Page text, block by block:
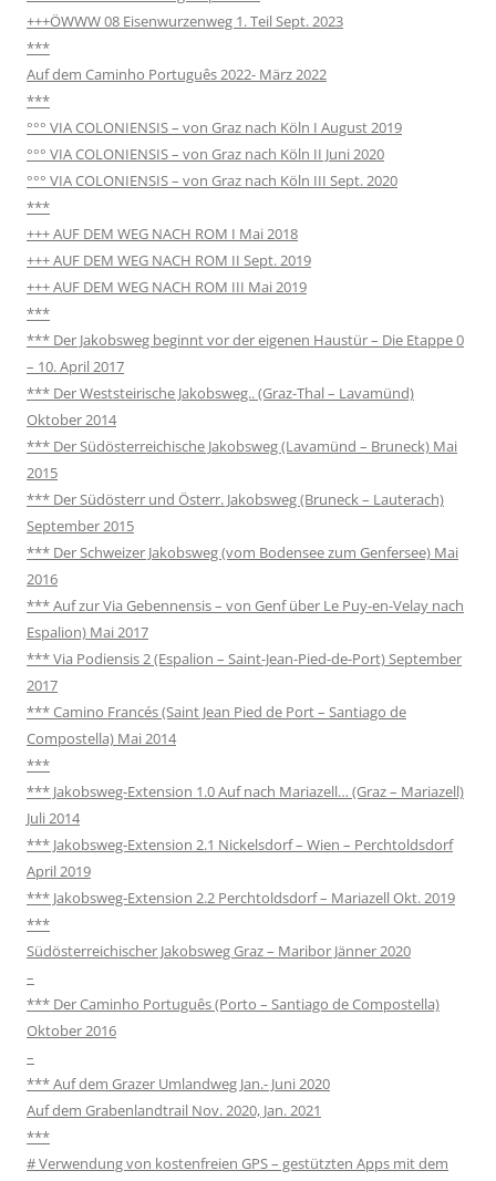
+++ÖWWW 08 Eisenwurzenweg 1. Teil Sept. 2023
***
Auf dem Caminho Português 2022- März 2022
***
°°° VIA COLONIENSIS – von Graz nach Köln I August 2019
°°° VIA COLONIENSIS – von Graz nach Köln II Juni 2020
°°° VIA COLONIENSIS – von Graz nach Köln III Sept. 2020
***
+++ AUF DEM WEG NACH ROM I Mai 2018
+++ AUF DEM WEG NACH ROM II Sept. 2019
+++ AUF DEM WEG NACH ROM III Mai 2019
***
*** Der Jakobsweg beginnt vor der eigenen Haustür – Die Etappe 0
– 10. April 2017
*** Der Weststeirische Jakobsweg.. (Graz-Thal – Lavamünd)
Oktober 2014
*** Der Südösterreichische Jakobsweg (Lavamünd – Bruneck) Mai
2015
*** Der Südösterr und Österr. Jakobsweg (Bruneck – Lauterach)
September 2015
*** Der Schweizer Jakobsweg (vom Bodensee zum Genfersee) Mai
2016
*** Auf zur Via Gebennensis – von Genf über Le Puy-en-Velay nach
Espalion) Mai 2017
*** Via Podiensis 2 (Espalion – Saint-Jean-Pied-de-Port) September
2017
*** Camino Francés (Saint Jean Pied de Port – Santiago de
Compostella) Mai 2014
***
*** Jakobsweg-Extension 1.0 Auf nach Mariazell… (Graz – Mariazell)
Juli 2014
*** Jakobsweg-Extension 2.1 Nickelsdorf – Wien – Perchtoldsdorf
April 2019
*** Jakobsweg-Extension 2.2 Perchtoldsdorf – Mariazell Okt. 2019
***
Südösterreichischer Jakobsweg Graz – Maribor Jänner 2020
–
*** Der Caminho Português (Porto – Santiago de Compostella)
Oktober 2016
–
*** Auf dem Grazer Umlandweg Jan.- Juni 2020
Auf dem Grabenlandtrail Nov. 2020, Jan. 2021
***
# Verwendung von kostenfreien GPS – gestützten Apps mit dem